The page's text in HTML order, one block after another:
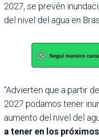
2027, se prevén
del nivel del agua en
“Advierten que a partir
2027 podamos tener
aumento del nivel del
a tener en los